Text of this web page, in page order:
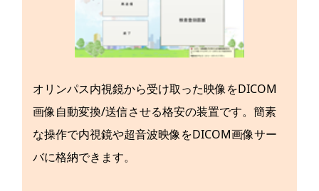
オリンパス内視鏡から受け取った映像をDICOM
画像自動変換/送信させる格安の装置です。簡素
な操作で内視鏡や超音波映像をDICOM画像サー
バに格納できます。